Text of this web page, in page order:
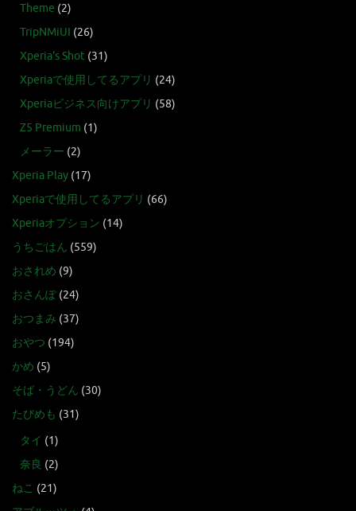
Theme (2)
TripNMiUI (26)
Xperia's Shot (31)
Xperiaで使用してるアプリ (24)
Xperiaビジネス向けアプリ (58)
Z5 Premium (1)
メーラー (2)
Xperia Play (17)
Xperiaで使用してるアプリ (66)
Xperiaオプション (14)
うちごはん (559)
おされめ (9)
おさんぽ(24)
おつまみ (37)
おやつ (194)
かめ (5)
そば・うどん (30)
たびめも (31)
タイ (1)
奈良 (2)
ねこ (21)